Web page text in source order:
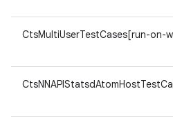
CtsMultiUserTestCases[run-on-